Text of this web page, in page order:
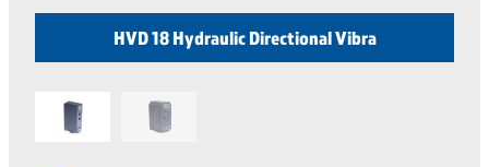
HVD 18 Hydraulic Directional Vibra